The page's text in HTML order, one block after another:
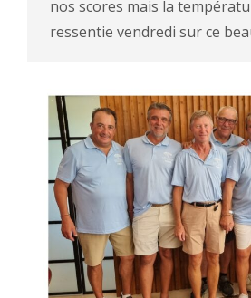
nos scores mais la
ressentie vendredi sur ce